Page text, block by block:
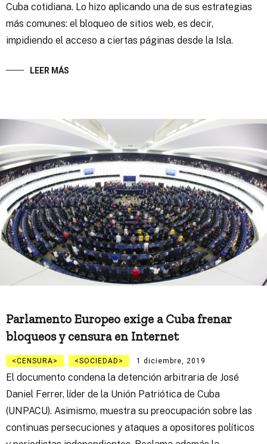
Cuba cotidiana. Lo hizo aplicando una de sus estrategias
más comunes: el bloqueo de sitios web, es decir,
impidiendo el acceso a ciertas páginas desde la Isla.
LEER MÁS
Parlamento Europeo exige a Cuba frenar
bloqueos y censura en Internet
CENSURA SOCIEDAD 1 diciembre, 2019
El documento condena la detención arbitraria de José
Daniel Ferrer, líder de la Unión Patriótica de Cuba
(UNPACU). Asimismo, muestra su preocupación sobre las
continuas persecuciones y ataques a opositores políticos